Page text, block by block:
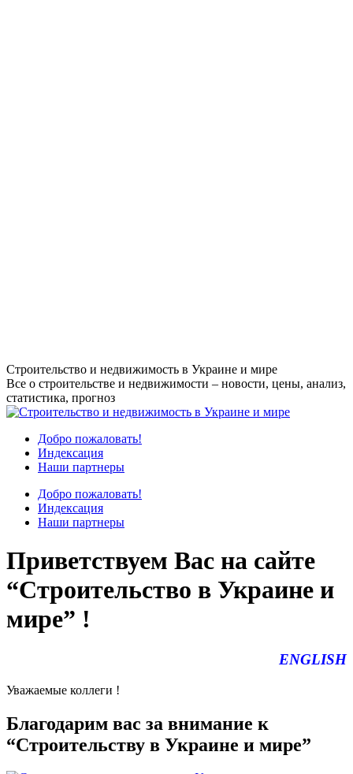
Перейти
к
содержанию
Строительство и недвижимость в Украине и мире
Все о строительстве и недвижимости – новости, цены, анализ,
статистика, прогноз
Добро пожаловать!
Индексация
Наши партнеры
Добро пожаловать!
Индексация
Наши партнеры
Приветствуем Вас на сайте
“Строительство в Украине и
мире” !
ENGLISH
Уважаемые коллеги !
Благодарим вас за внимание к
“Строительству в Украине и мире”